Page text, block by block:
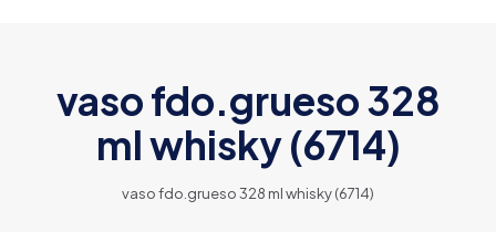
vaso fdo.grueso 328
ml whisky (6714)
vaso fdo.grueso 328 ml whisky (6714)